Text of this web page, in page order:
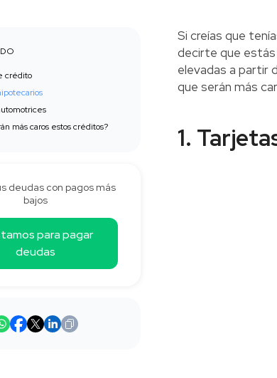
crédito
más caros estos créditos?
deudas con pagos más
bajos
para pagar
deudas
Si creías que
decirte que estás
elevadas a partir
que serán más
1.